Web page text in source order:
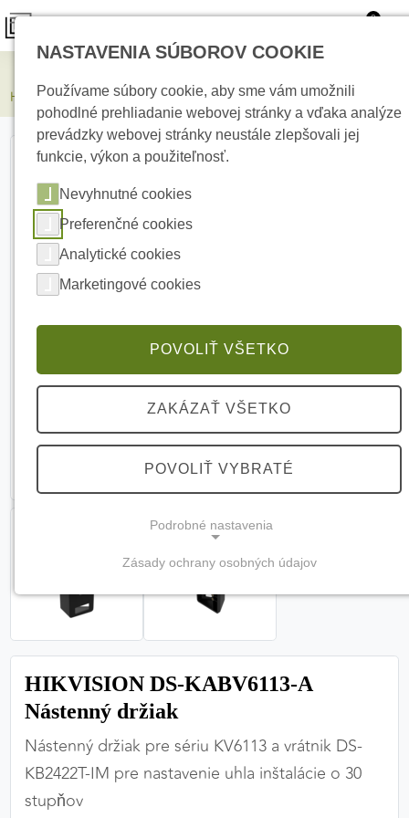
0
HIKVISION DS-KABV6113-A Nástenný držiak
HIKVISION DS-KABV6113-A
Nástenný držiak
Nástenný držiak pre sériu KV6113 a vrátnik DS-
KB2422T-IM pre nastavenie uhla inštalácie o 30
stupňov
NASTAVENIA SÚBOROV COOKIE
Používame súbory cookie, aby sme vám umožnili
pohodlné prehliadanie webovej stránky a vďaka analýze
prevádzky webovej stránky neustále zlepšovali jej
funkcie, výkon a použiteľnosť.
Nevyhnutné cookies
Preferenčné cookies
Analytické cookies
Marketingové cookies
POVOLIŤ VŠETKO
ZAKÁZAŤ VŠETKO
POVOLIŤ VYBRATÉ
Podrobné nastavenia
(vždy aktívne, nemožno vypnúť)
Tieto cookies sú potrebné na správne fungovanie
zabezpečiť jej plnú funkčnosť.
PREFERENČNÉ COOKIES
Zásady ochrany osobných údajov